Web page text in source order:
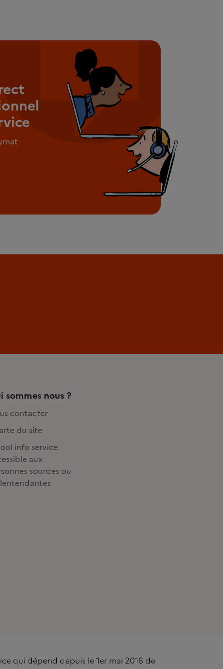
sommes nous ?
contacter
du site
info service
aux
sourdes ou
qui dépend depuis le 1er mai 2016 de